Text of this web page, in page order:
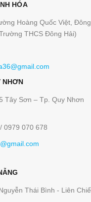
HÓA
Hoàng Quốc Việt,
THCS Đông Hải)
NHƠN
Tây Sơn – Tp. Quy Nhơn
0979 070 678
Thái Bình - Liên